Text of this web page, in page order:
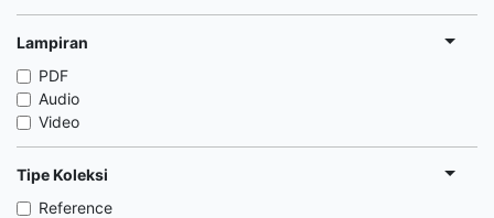
Lampiran
PDF
Audio
Video
Tipe Koleksi
Reference